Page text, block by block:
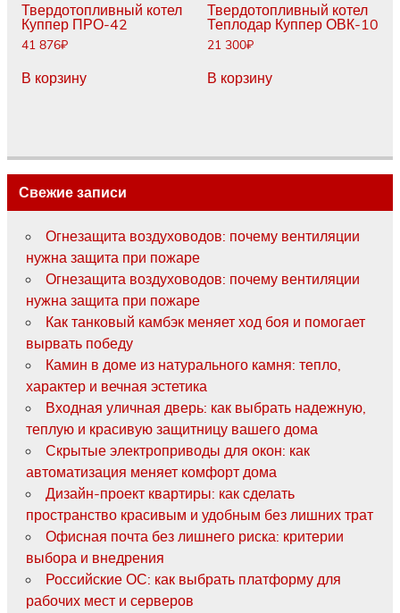
Твердотопливный котел
Куппер ПРО-42
41 876₽
В корзину
Твердотопливный котел
Теплодар Куппер ОВК-10
21 300₽
В корзину
Свежие записи
Огнезащита воздуховодов: почему вентиляции
нужна защита при пожаре
Огнезащита воздуховодов: почему вентиляции
нужна защита при пожаре
Как танковый камбэк меняет ход боя и помогает
вырвать победу
Камин в доме из натурального камня: тепло,
характер и вечная эстетика
Входная уличная дверь: как выбрать надежную,
теплую и красивую защитницу вашего дома
Скрытые электроприводы для окон: как
автоматизация меняет комфорт дома
Дизайн-проект квартиры: как сделать
пространство красивым и удобным без лишних трат
Офисная почта без лишнего риска: критерии
выбора и внедрения
Российские ОС: как выбрать платформу для
рабочих мест и серверов